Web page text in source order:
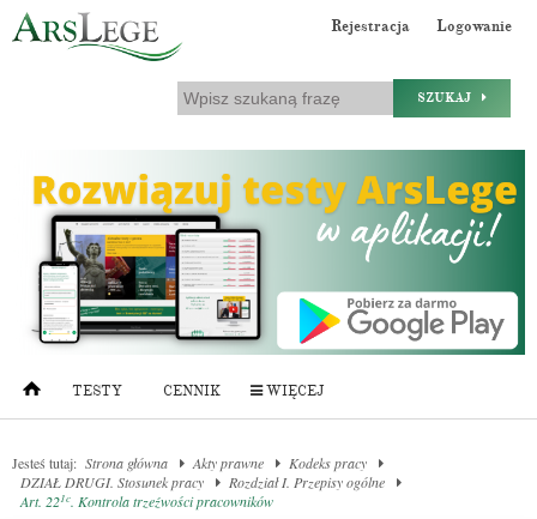
Rejestracja Logowanie
SZUKAJ
TESTY CENNIK WIĘCEJ
Jesteś tutaj: Strona główna Akty prawne
Kodeks pracy
DZIAŁ DRUGI. Stosunek pracy
Rozdział I. Przepisy ogólne
Art. 221c. Kontrola trzeźwości pracowników